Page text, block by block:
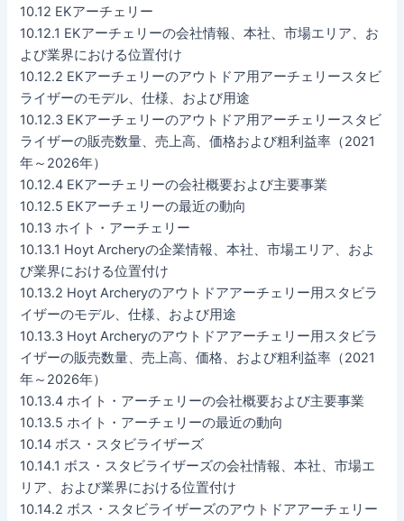
10.12 EKアーチェリー
10.12.1 EKアーチェリーの会社情報、本社、市場エリア、お
よび業界における位置付け
10.12.2 EKアーチェリーのアウトドア用アーチェリースタビ
ライザーのモデル、仕様、および用途
10.12.3 EKアーチェリーのアウトドア用アーチェリースタビ
ライザーの販売数量、売上高、価格および粗利益率（2021
年～2026年）
10.12.4 EKアーチェリーの会社概要および主要事業
10.12.5 EKアーチェリーの最近の動向
10.13 ホイト・アーチェリー
10.13.1 Hoyt Archeryの企業情報、本社、市場エリア、およ
び業界における位置付け
10.13.2 Hoyt Archeryのアウトドアアーチェリー用スタビラ
イザーのモデル、仕様、および用途
10.13.3 Hoyt Archeryのアウトドアアーチェリー用スタビラ
イザーの販売数量、売上高、価格、および粗利益率（2021
年～2026年）
10.13.4 ホイト・アーチェリーの会社概要および主要事業
10.13.5 ホイト・アーチェリーの最近の動向
10.14 ボス・スタビライザーズ
10.14.1 ボス・スタビライザーズの会社情報、本社、市場エ
リア、および業界における位置付け
10.14.2 ボス・スタビライザーズのアウトドアアーチェリー